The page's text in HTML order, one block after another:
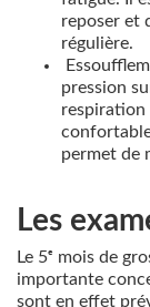
reposer et
régulière.
pression
respiration
permet de
Les
Le 5ᵉ mois de
importante
sont en effet